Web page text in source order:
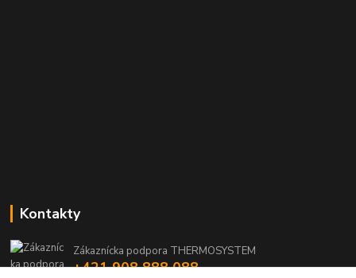
Kontakty
Zákaznícka podpora THERMOSYSTEM
+421 908 888 088